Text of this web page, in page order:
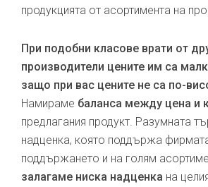
продукцията от асортимента на
При подобни класове врати от
производители цените им са
защо при вас цените не са по-
Намираме баланса между цена и
предлагания продукт. Разумната
надценка, която поддържа
поддържането и на голям
залагаме ниска надценка на